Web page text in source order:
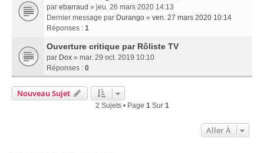
par ebarraud » jeu. 26 mars 2020 14:13
Dernier message par Durango » ven. 27 mars 2020 10:14
Réponses : 1
Ouverture critique par Rôliste TV
par Dox » mar. 29 oct. 2019 10:10
Réponses : 0
Nouveau Sujet
2 Sujets • Page 1Sur 1
Aller À